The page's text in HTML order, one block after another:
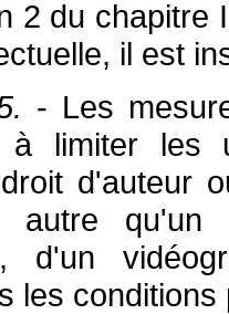
2 du chapitre I
il est
- Les
à limiter les
d'auteur
autre qu'un
d'un
les